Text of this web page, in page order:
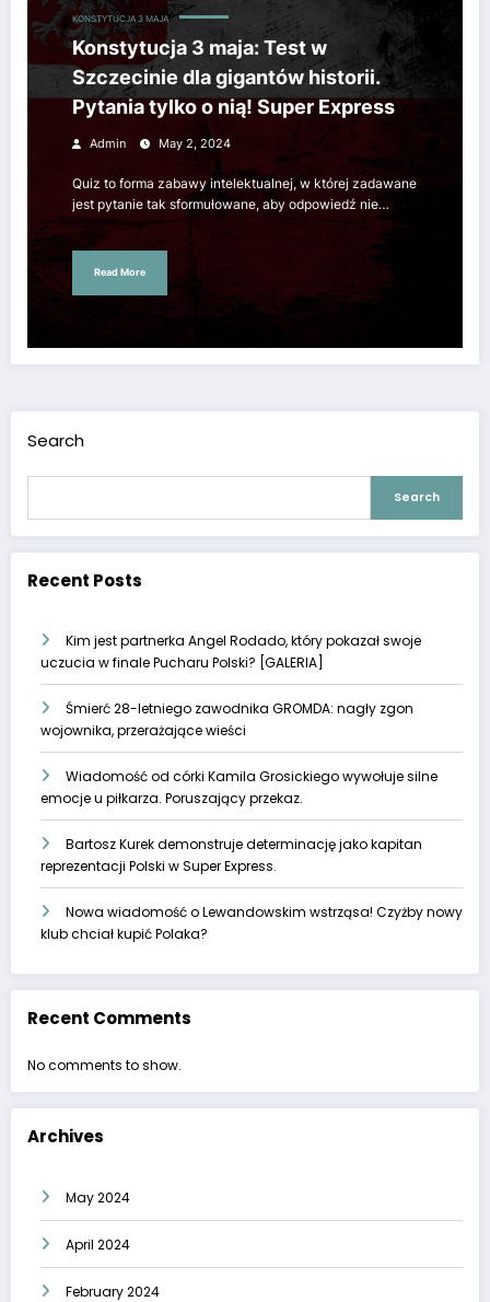
KONSTYTUCJA 3 MAJA
Konstytucja 3 maja: Test w
Szczecinie dla gigantów historii.
Pytania tylko o nią! Super Express
Admin May 2, 2024
Quiz to forma zabawy intelektualnej, w której zadawane
jest pytanie tak sformułowane, aby odpowiedź nie…
Read More
Search
Search
Recent Posts
Kim jest partnerka Angel Rodado, który pokazał swoje
uczucia w finale Pucharu Polski? [GALERIA]
Śmierć 28-letniego zawodnika GROMDA: nagły zgon
wojownika, przerażające wieści
Wiadomość od córki Kamila Grosickiego wywołuje silne
emocje u piłkarza. Poruszający przekaz.
Bartosz Kurek demonstruje determinację jako kapitan
reprezentacji Polski w Super Express.
Nowa wiadomość o Lewandowskim wstrząsa! Czyżby nowy
klub chciał kupić Polaka?
Recent Comments
No comments to show.
Archives
May 2024
April 2024
February 2024